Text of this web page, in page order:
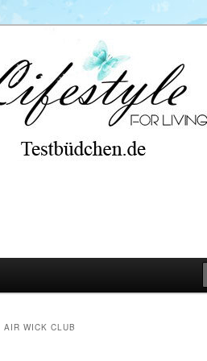
AIR WICK CLUB